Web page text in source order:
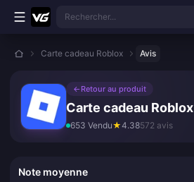
Aller au contenu principal
Rechercher...
Carte cadeau Roblox Avis
← Retour au produit
Carte cadeau Roblox
653 Vendu★4.38572 avis
Note moyenne